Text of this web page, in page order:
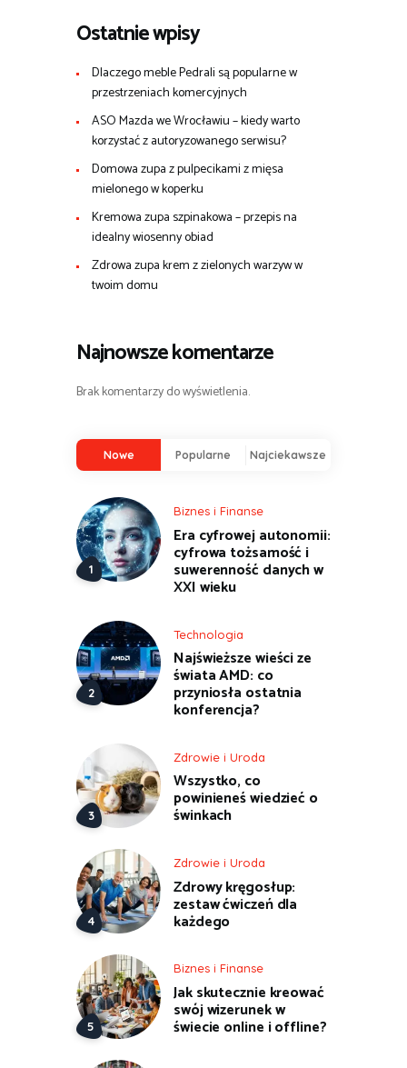
Ostatnie wpisy
Dlaczego meble Pedrali są popularne w
przestrzeniach komercyjnych
ASO Mazda we Wrocławiu – kiedy warto
korzystać z autoryzowanego serwisu?
Domowa zupa z pulpecikami z mięsa
mielonego w koperku
Kremowa zupa szpinakowa – przepis na
idealny wiosenny obiad
Zdrowa zupa krem z zielonych warzyw w
twoim domu
Najnowsze komentarze
Brak komentarzy do wyświetlenia.
Nowe Popularne Najciekawsze
Biznes i Finanse
Era cyfrowej autonomii:
cyfrowa tożsamość i
suwerenność danych w
XXI wieku
Technologia
Najświeższe wieści ze
świata AMD: co
przyniosła ostatnia
konferencja?
Zdrowie i Uroda
Wszystko, co
powinieneś wiedzieć o
świnkach
Zdrowie i Uroda
Zdrowy kręgosłup:
zestaw ćwiczeń dla
każdego
Biznes i Finanse
Jak skutecznie kreować
swój wizerunek w
świecie online i offline?